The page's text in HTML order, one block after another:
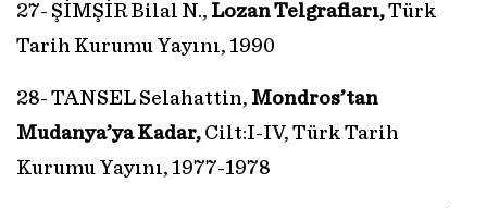
27- ŞİMŞİR Bilal N., Lozan Telgrafları,Türk
Tarih Kurumu Yayını, 1990
28- TANSEL Selahattin, Mondros’tan
Mudanya’ya Kadar, Cilt:I-IV, Türk Tarih
Kurumu Yayını, 1977-1978